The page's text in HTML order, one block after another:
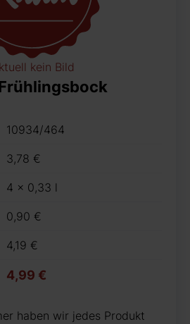
kein Bild
10934/464
3,78 €
4 x 0,33 l
0,90 €
4,19 €
4,99 €
haben wir jedes Produkt